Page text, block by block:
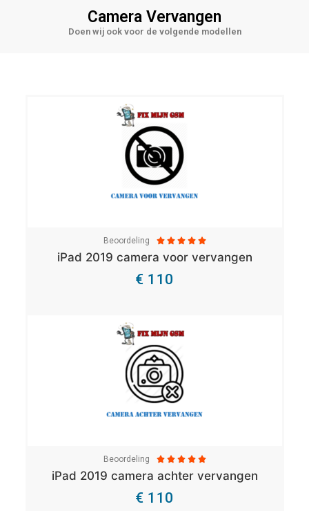
Camera Vervangen
Doen wij ook voor de volgende modellen
Beoordeling     
iPad 2019 camera voor vervangen
€ 110
Bekijk Details
Beoordeling     
iPad 2019 camera achter vervangen
€ 110
Bekijk Details